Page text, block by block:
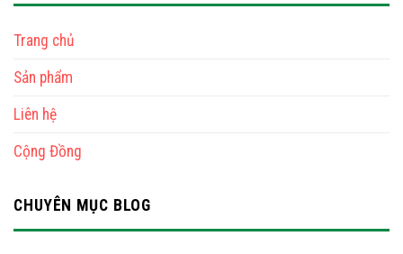
Trang chủ
Sản phẩm
Liên hệ
Cộng Đồng
CHUYÊN MỤC BLOG